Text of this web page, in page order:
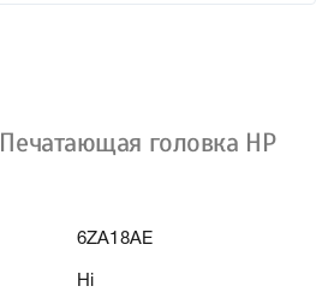
Печатающая головка HP
6ZA18AE
Ні